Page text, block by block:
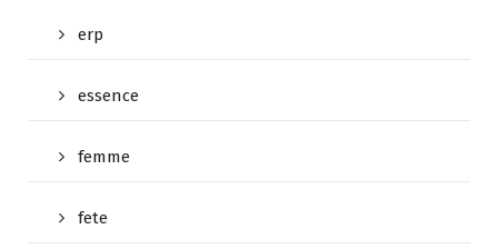
erp
essence
femme
fete